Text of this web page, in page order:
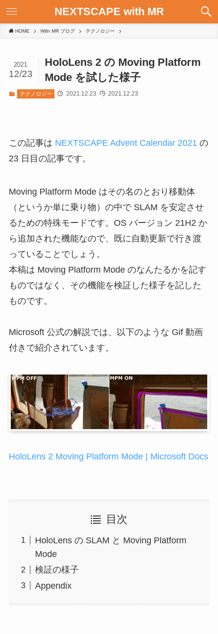
NEXTSCAPE with MR
HOME With MR ブログ テクノロジー
HoloLens 2 の Moving Platform
Mode を試した様子
2021
12/23
テクノロジー 2021.12.23 2021.12.23
この記事は NEXTSCAPE Advent Calendar 2021 の
23 日目の記事です。
Moving Platform Mode はその名のとおり移動体
（というか単に乗り物）の中で SLAM を安定させ
るための特殊モードです。OS バージョン 21H2 か
ら追加された機能なので、既に自動更新で行き渡
っていることでしょう。
本稿は Moving Platform Mode のなんたるかを記す
ものではなく、その機能を検証した様子を記した
ものです。
Microsoft 公式の解説では、以下のような Gif 動画
付きで紹介されています。
HoloLens 2 Moving Platform Mode | Microsoft Docs
目次
HoloLens の SLAM と Moving Platform
Mode
検証の様子
Appendix